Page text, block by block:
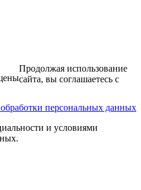
персональных данных
Продолжая использование
сайта, вы соглашаетесь с
и условиями